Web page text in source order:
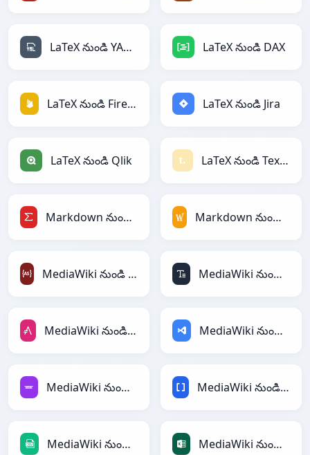
LaTeX నుండి YAML LaTeX నుండి DAX
LaTeX నుండి Firebase LaTeX నుండి Jira
LaTeX నుండి Qlik LaTeX నుండి Textile
Markdown నుండి LaTeX Markdown నుండి MediaWiki
MediaWiki నుండి ActionScript MediaWiki నుండి ASCII
MediaWiki నుండి AsciiDoc MediaWiki నుండి ASP
MediaWiki నుండి Avro MediaWiki నుండి BBCode
MediaWiki నుండి CSV MediaWiki నుండి Excel